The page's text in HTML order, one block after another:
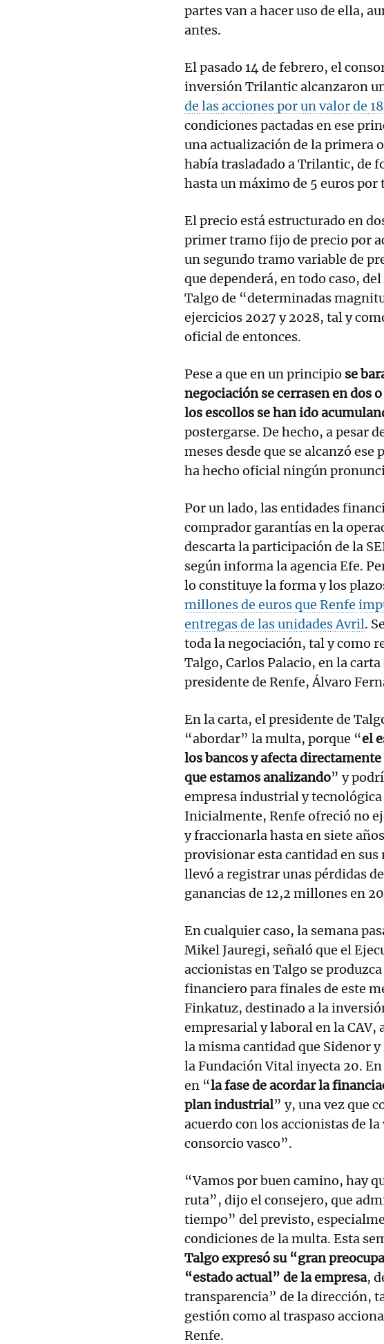
partes van a hacer uso de ella,
antes.
El pasado 14 de febrero, el
inversión Trilantic alcanzaron
de las acciones por un valor de
condiciones pactadas en ese
una actualización de la primera
había trasladado a Trilantic, de
hasta un máximo de 5 euros por
El precio está estructurado en
primer tramo fijo de precio por
un segundo tramo variable de
que dependerá, en todo caso,
Talgo de “determinadas
ejercicios 2027 y 2028, tal y
oficial de entonces.
Pese a que en un principio se
negociación se cerrasen en dos
los escollos se han ido
postergarse. De hecho, a pesar
meses desde que se alcanzó
ha hecho oficial ningún
Por un lado, las entidades
comprador garantías en la
descarta la participación de la
según informa la agencia Efe.
lo constituye la forma y los
millones de euros que Renfe
entregas de las unidades Avril.
toda la negociación, tal y como
Talgo, Carlos Palacio, en la
presidente de Renfe, Álvaro
En la carta, el presidente de
“abordar” la multa, porque “el
los bancos y afecta
que estamos analizando” y
empresa industrial y
Inicialmente, Renfe ofreció no
y fraccionarla hasta en siete
provisionar esta cantidad en sus
llevó a registrar unas pérdidas
ganancias de 12,2 millones en
En cualquier caso, la semana
Mikel Jauregi, señaló que el
accionistas en Talgo se
financiero para finales de este
Finkatuz, destinado a la
empresarial y laboral en la
la misma cantidad que Sidenor
la Fundación Vital inyecta 20.
en “la fase de acordar la
plan industrial” y, una vez que
acuerdo con los accionistas de
consorcio vasco”.
“Vamos por buen camino, hay
ruta”, dijo el consejero, que
tiempo” del previsto,
condiciones de la multa. Esta
Talgo expresó su “gran
“estado actual” de la empresa,
transparencia” de la dirección,
gestión como al traspaso
Renfe.